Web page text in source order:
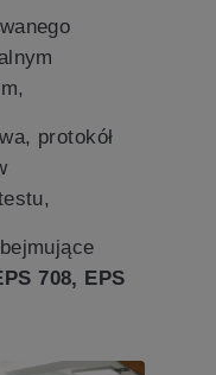
protokół
708, EPS